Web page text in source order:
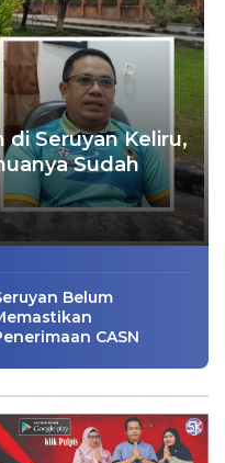
di Seruyan Keliru,
Sudah
Belum
CASN